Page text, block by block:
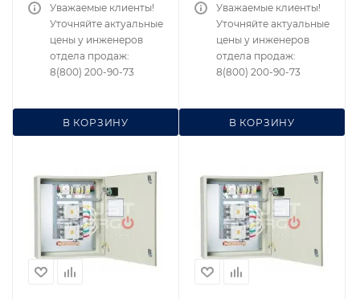
В КОРЗИНУ
Уважаемые клиенты!
Уточняйте актуальные
цены у инженеров
отдела продаж:
8(800) 200-90-73
В КОРЗИНУ
Уважаемые клиенты!
Уточняйте актуальные
цены у инженеров
отдела продаж:
8(800) 200-90-73